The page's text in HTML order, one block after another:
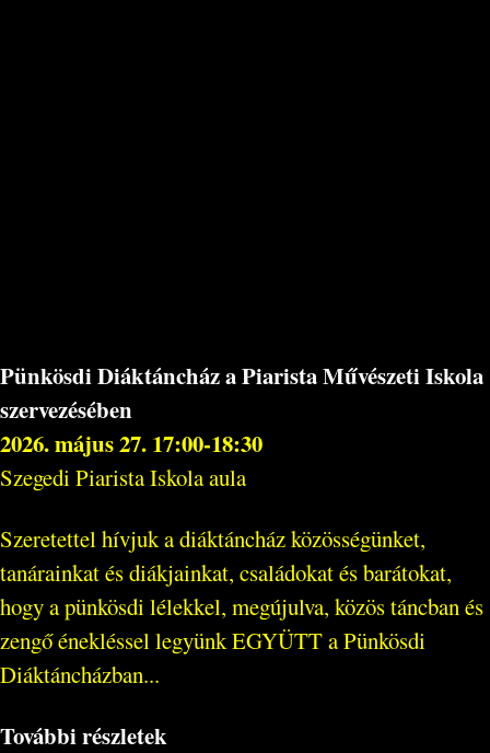
Pünkösdi Diáktáncház a Piarista Művészeti Iskola
szervezésében
2026. május 27. 17:00-18:30
Szegedi Piarista Iskola aula
Szeretettel hívjuk a diáktáncház közösségünket,
tanárainkat és diákjainkat, családokat és barátokat,
hogy a pünkösdi lélekkel, megújulva, közös táncban és
zengő énekléssel legyünk EGYÜTT a Pünkösdi
Diáktáncházban...
További részletek